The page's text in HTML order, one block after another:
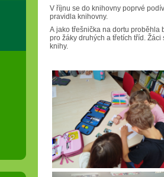
V říjnu se do knihovny poprvé
pravidla knihovny.
A jako třešnička na dortu proběhla
pro žáky druhých a třetích tříd.
knihy.